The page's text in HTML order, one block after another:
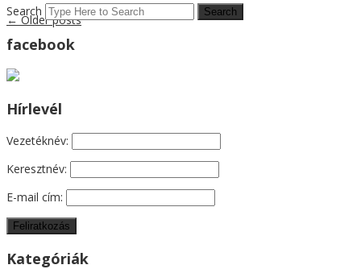
←Older posts
Search
facebook
Hírlevél
Vezetéknév:
Keresztnév:
E-mail cím:
Kategóriák